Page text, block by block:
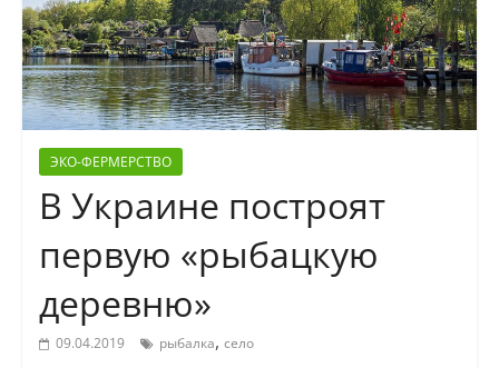
ЭКО-ФЕРМЕРСТВО
В Украине построят
первую «рыбацкую
деревню»
09.04.2019 рыбалка, село